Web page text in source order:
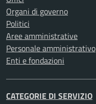
Organi di governo
Politici
Aree amministrative
Personale amministrativo
Enti e fondazioni
CATEGORIE DI SERVIZIO